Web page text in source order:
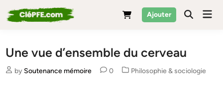
to
Ajouter
Une vue d’ensemble du cerveau
by Soutenance mémoire 0
Posted
Philosophie & sociologie